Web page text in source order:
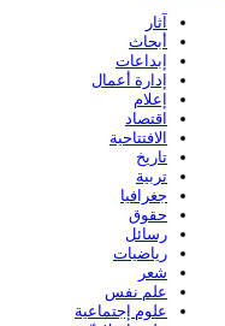
آثار
أبحاث
إبداعات
إدارة أعمال
إعلام
اقتصاد
الافتتاحية
تاريخ
تربية
جغرافيا
حقوق
رسائل
رياضيات
شعر
علم نفس
علوم إجتماعية